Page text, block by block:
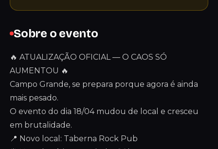
Sobre o evento
🔥 ATUALIZAÇÃO OFICIAL — O CAOS SÓ
AUMENTOU 🔥
Campo Grande, se prepara porque agora é ainda
mais pesado.
O evento do dia 18/04 mudou de local e cresceu
em brutalidade.
📍 Novo local: Taberna Rock Pub